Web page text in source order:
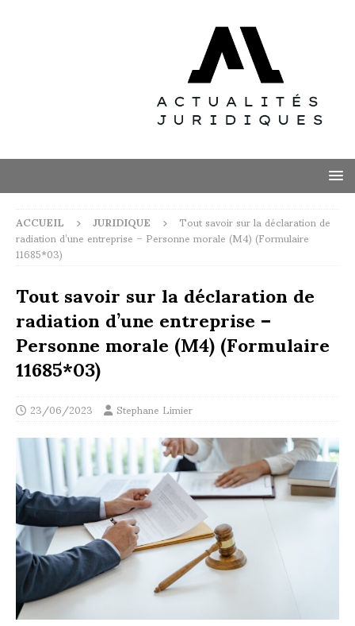
ACCUEIL JURIDIQUE Tout savoir sur la déclaration de
radiation d’une entreprise – Personne morale (M4) (Formulaire
11685*03)
Tout savoir sur la déclaration de
radiation d’une entreprise –
Personne morale (M4) (Formulaire
11685*03)
23/06/2023 Stephane Limier